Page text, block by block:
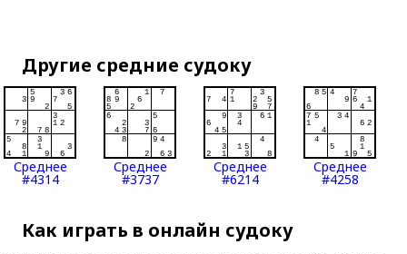
Другие средние судоку
Среднее
#4314
Среднее
#3737
Среднее
#6214
Среднее
#4258
Как играть в онлайн судоку